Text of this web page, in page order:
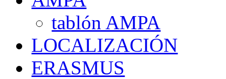
tablón AMPA
LOCALIZACIÓN
ERASMUS